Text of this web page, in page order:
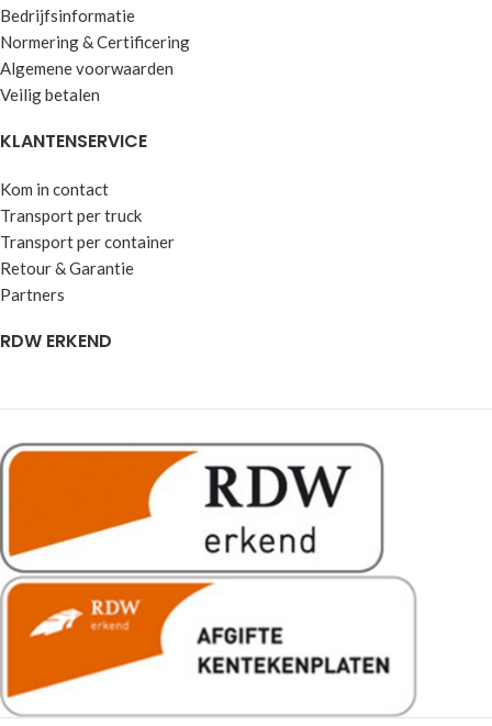
Bedrijfsinformatie
Normering & Certificering
Algemene voorwaarden
Veilig betalen
KLANTENSERVICE
Kom in contact
Transport per truck
Transport per container
Retour & Garantie
Partners
RDW ERKEND